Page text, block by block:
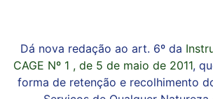
Dá nova redação ao art. 6º da
CAGE Nº 1 , de 5 de maio de 2011,
forma de retenção e recolhimento